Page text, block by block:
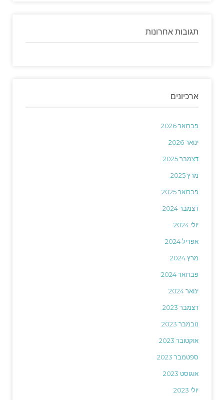
תגובות אחרונות
ארכיונים
פברואר 2026
ינואר 2026
דצמבר 2025
מרץ 2025
פברואר 2025
דצמבר 2024
יולי 2024
אפריל 2024
מרץ 2024
פברואר 2024
ינואר 2024
דצמבר 2023
נובמבר 2023
אוקטובר 2023
ספטמבר 2023
אוגוסט 2023
יולי 2023